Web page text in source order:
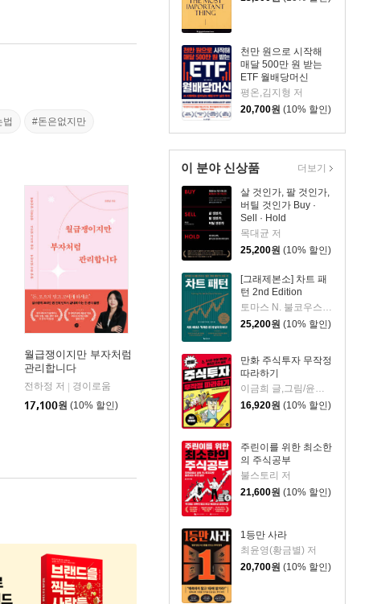
천만 원으로 시작해
매달 500만 원 받는
ETF 월배당머신
평온,김지형 저
20,700원 (10% 할인)
이 분야 신상품
살 것인가, 팔 것인가,
버틸 것인가 Buy ·
Sell · Hold
목대균 저
25,200원 (10% 할인)
[그래제본소] 차트 패
턴 2nd Edition
25,200원 (10% 할인)
만화 주식투자 무작정
따라하기
이금희 글,그림/윤재수 원작
16,920원 (10% 할인)
주린이를 위한 최소한
의 주식공부
불스토리 저
21,600원 (10% 할인)
1등만 사라
최윤영(황금별) 저
20,700원 (10% 할인)
더보기
법 #돈은없지만
월급쟁이지만 부자처럼
관리합니다
전하정 저
경이로움
17,100원 (10% 할인)